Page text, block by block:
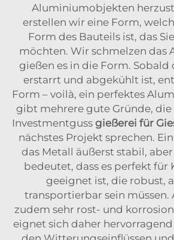
Aluminiumobjekten
erstellen wir eine Form,
Form des Bauteils ist, das
möchten. Wir schmelzen das
gießen es in die Form.
erstarrt und abgekühlt ist,
Form – voilà, ein perfektes
gibt mehrere gute Gründe,
Investmentguss gießerei für
nächstes Projekt sprechen.
das Metall äußerst stabil,
bedeutet, dass es perfekt für
geeignet ist, die robust,
transportierbar sein
zudem sehr rost- und
eignet sich daher